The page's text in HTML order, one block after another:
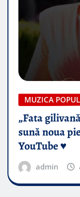
MUZICA
„Fata
sună noua
YouTube ♥️
admin